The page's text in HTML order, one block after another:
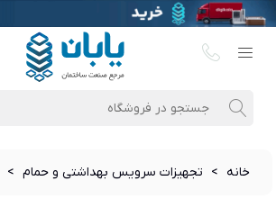
خانه > تجهیزات سرویس بهداشتی و حمام >